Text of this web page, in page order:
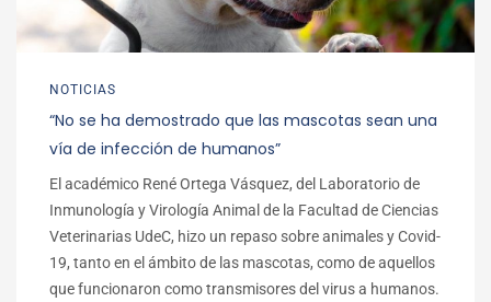
NOTICIAS
“No se ha demostrado que las mascotas sean una
vía de infección de humanos”
El académico René Ortega Vásquez, del Laboratorio de
Inmunología y Virología Animal de la Facultad de Ciencias
Veterinarias UdeC, hizo un repaso sobre animales y Covid-
19, tanto en el ámbito de las mascotas, como de aquellos
que funcionaron como transmisores del virus a humanos.